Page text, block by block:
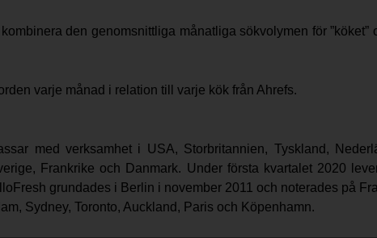
den genomsnittliga månatliga sökvolymen för ”köket”
varje månad i relation till varje kök från Ahrefs.
med verksamhet i USA, Storbritannien, Tyskland,
Frankrike och Danmark. Under första kvartalet 2020
grundades i Berlin i november 2011 och noterades på
Sydney, Toronto, Auckland, Paris och Köpenhamn.